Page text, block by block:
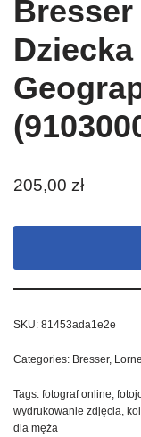
205,00 zł
SKU: 81453ada1e2e
Categories: Bresser,
Tags: fotograf online,
wydrukowanie zdjęcia,
dla męża